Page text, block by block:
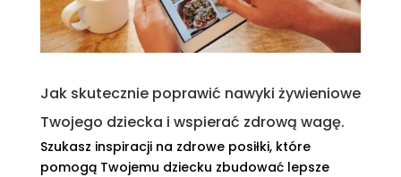
Jak skutecznie poprawić nawyki żywieniowe
Twojego dziecka i wspierać zdrową wagę.
Szukasz inspiracji na zdrowe posiłki, które
pomogą Twojemu dziecku zbudować lepsze